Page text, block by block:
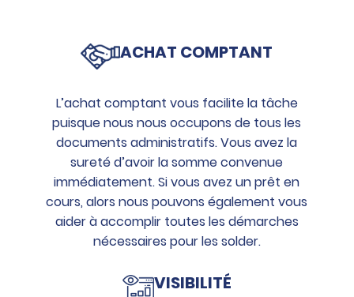
ACHAT COMPTANT
L’achat comptant vous facilite la tâche
puisque nous nous occupons de tous les
documents administratifs. Vous avez la
sureté d’avoir la somme convenue
immédiatement. Si vous avez un prêt en
cours, alors nous pouvons également vous
aider à accomplir toutes les démarches
nécessaires pour les solder.
VISIBILITÉ